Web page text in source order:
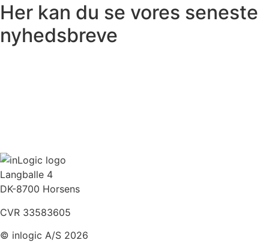
Her kan du se vores seneste
nyhedsbreve
Langballe 4
DK-8700 Horsens
CVR 33583605
© inlogic A/S 2026